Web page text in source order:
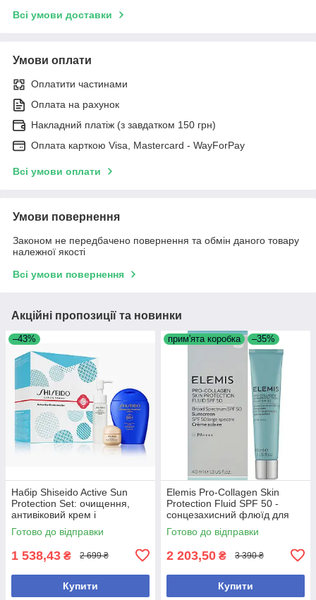
Всі умови доставки
Умови оплати
Оплатити частинами
Оплата на рахунок
Накладний платіж (з завдатком 150 грн)
Оплата карткою Visa, Mastercard - WayForPay
Всі умови оплати
Умови повернення
Законом не передбачено повернення та обмін даного товару
належної якості
Всі умови повернення
Акційні пропозиції та новинки
–43%
Набір Shiseido Active Sun
Protection Set: очищення,
антивіковий крем і
сонцезахисний лосьйон SPF
60+
Готово до відправки
1 538,43 ₴ 2 699 ₴
Купити
прим'ята коробка –35%
Elemis Pro-Collagen Skin
Protection Fluid SPF 50 -
сонцезахисний флюїд для
обличчя, 40 мл
Готово до відправки
2 203,50 ₴ 3 390 ₴
Купити